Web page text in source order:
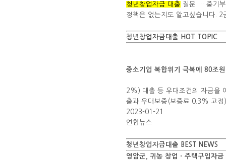
청년창업자금 대출 질문 … 중기
정책은 없는지도 알고싶습니다.
청년창업자금대출 HOT TOPIC
중소기업 복합위기 극복에 80조
2%) 대출 등 우대조건의 자금을
출과 우대보증(보증료 0.3% 고
2023-01-21
연합뉴스
청년창업자금대출 BEST NEWS
영암군, 귀농 창업ㆍ주택구입자금